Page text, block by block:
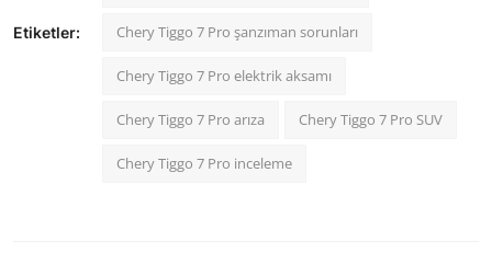
Etiketler: Chery Tiggo 7 Pro şanzıman sorunları
Chery Tiggo 7 Pro elektrik aksamı
Chery Tiggo 7 Pro arıza Chery Tiggo 7 Pro SUV
Chery Tiggo 7 Pro inceleme